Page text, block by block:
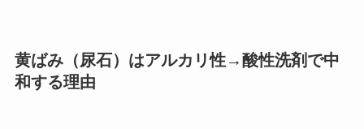
黄ばみ（尿石）はアルカリ性→酸性洗剤で中
和する理由